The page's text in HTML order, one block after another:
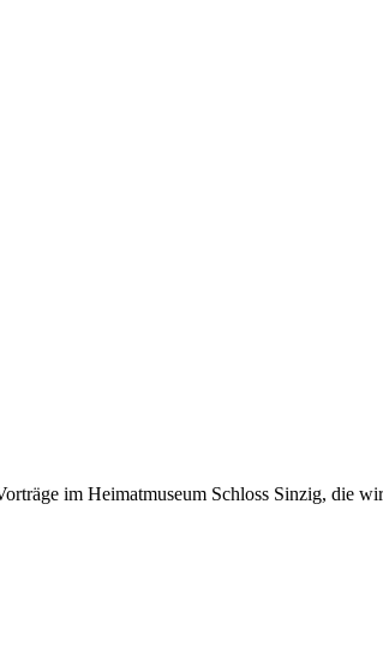
im Heimatmuseum Schloss Sinzig, die